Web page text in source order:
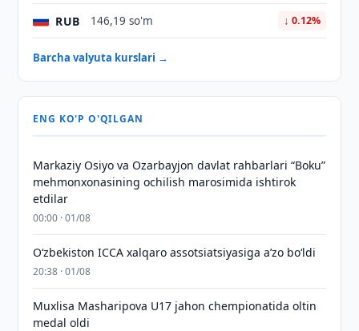
RUB 146,19 so'm ↓ 0.12%
Barcha valyuta kurslari →
ENG KO'P O'QILGAN
Markaziy Osiyo va Ozarbayjon davlat rahbarlari “Boku”
mehmonxonasining ochilish marosimida ishtirok
etdilar
00:00 · 01/08
O‘zbekiston ICCA xalqaro assotsiatsiyasiga aʼzo bo‘ldi
20:38 · 01/08
Muxlisa Masharipova U17 jahon chempionatida oltin
medal oldi